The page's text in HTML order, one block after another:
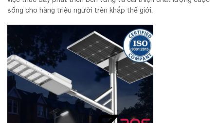
sống cho hàng triệu người trên khắp thế giới.